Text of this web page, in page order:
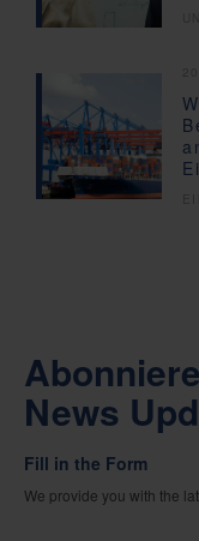
News
Fill in the Form
We provide you with the